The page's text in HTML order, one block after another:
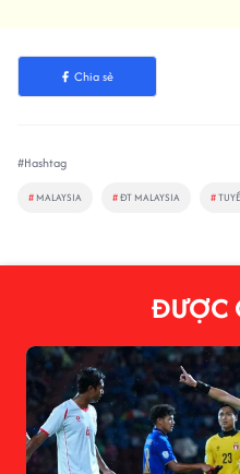
Chia sẻ
#Hashtag
# MALAYSIA #ĐT MALAYSIA #
ĐƯỢC